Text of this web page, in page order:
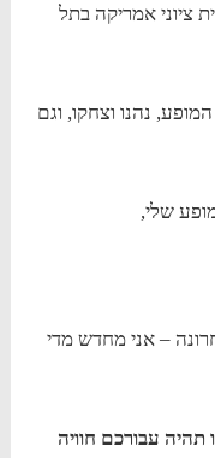
ציוני אמריקה בתל
נהנו וצחקו, וגם
שלי,
– אני מחדש מדי
תהיה עבורכם חוויה